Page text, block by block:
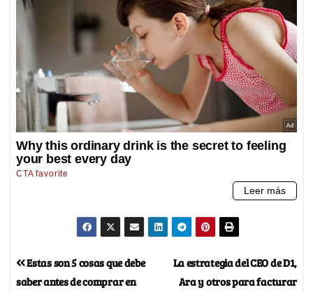
La estrategia del CEO de D1,
Ara y otros para facturar
Estas son 5 cosas que debe
saber antes de comprar en